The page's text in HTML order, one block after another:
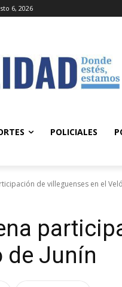
6, 2026
POLICIALES
de villeguenses en el
de Junín